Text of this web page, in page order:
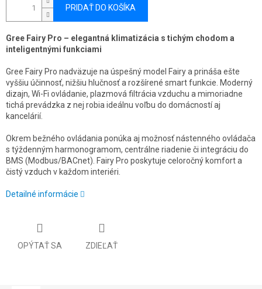
PRIDAŤ DO KOŠÍKA
Gree Fairy Pro – elegantná klimatizácia s tichým chodom a
inteligentnými funkciami
Gree Fairy Pro nadväzuje na úspešný model Fairy a prináša ešte
vyššiu účinnosť, nižšiu hlučnosť a rozšírené smart funkcie. Moderný
dizajn, Wi-Fi ovládanie, plazmová filtrácia vzduchu a mimoriadne
tichá prevádzka z nej robia ideálnu voľbu do domácností aj
kancelárií.
Okrem bežného ovládania ponúka aj možnosť nástenného ovládača
s týždenným harmonogramom, centrálne riadenie či integráciu do
BMS (Modbus/BACnet). Fairy Pro poskytuje celoročný komfort a
čistý vzduch v každom interiéri.
Detailné informácie
OPÝTAŤ SA ZDIEĽAŤ